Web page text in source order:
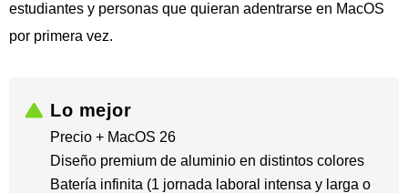
estudiantes y personas que quieran adentrarse en MacOS
por primera vez.
Lo mejor
Precio + MacOS 26
Diseño premium de aluminio en distintos colores
Batería infinita (1 jornada laboral intensa y larga o